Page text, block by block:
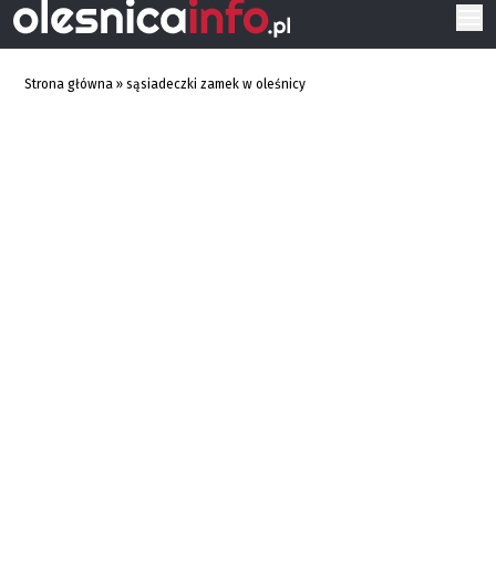
Strona główna »sąsiadeczki zamek w oleśnicy